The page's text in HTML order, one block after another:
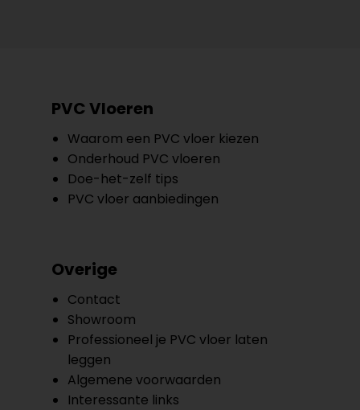
PVC Vloeren
Waarom een PVC vloer kiezen
Onderhoud PVC vloeren
Doe-het-zelf tips
PVC vloer aanbiedingen
Overige
Contact
Showroom
Professioneel je PVC vloer laten
leggen
Algemene voorwaarden
Interessante links